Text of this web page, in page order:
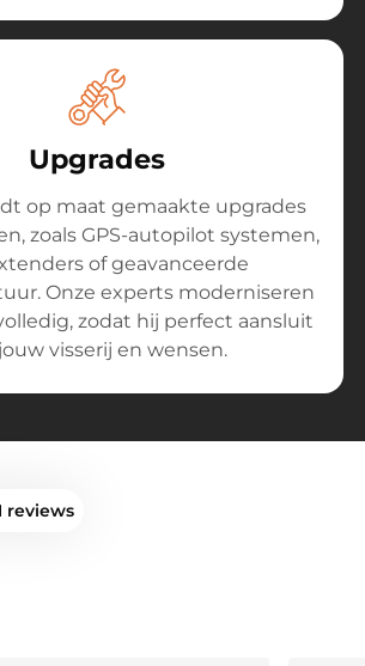
Upgrades
op maat gemaakte upgrades
zoals GPS-autopilot systemen,
of geavanceerde
Onze experts moderniseren
zodat hij perfect aansluit
visserij en wensen.
reviews